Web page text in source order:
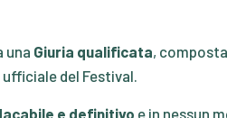
una Giuria qualificata,
del Festival.
e definitivo e in nessun